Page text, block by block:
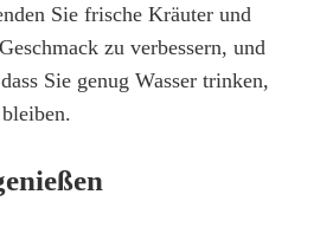
Sie frische Kräuter und
zu verbessern, und
Sie genug Wasser trinken,